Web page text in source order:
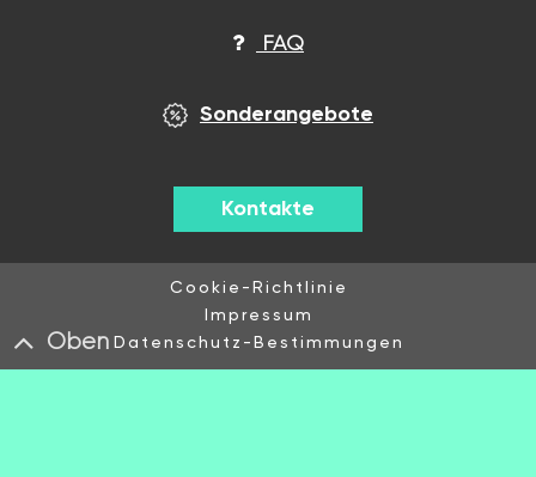
FAQ
Sonderangebote
Kontakte
Oben
Cookie-Richtlinie
Impressum
Datenschutz-Bestimmungen